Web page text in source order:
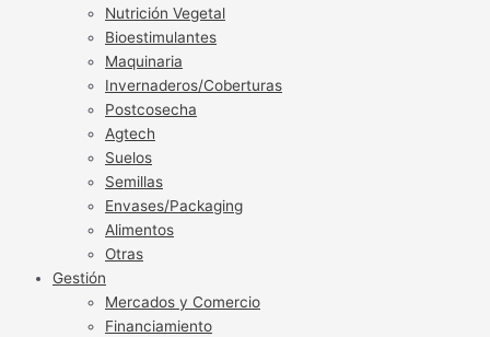
Nutrición Vegetal
Bioestimulantes
Maquinaria
Invernaderos/Coberturas
Postcosecha
Agtech
Suelos
Semillas
Envases/Packaging
Alimentos
Otras
Gestión
Mercados y Comercio
Financiamiento